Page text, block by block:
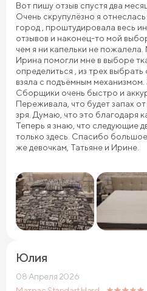
Вот пишу отзыв спустя два
Очень скрупулёзно я
город , проштудировала весь
отзывов и наконец-то мой
чем я ни капельки не
Ирина помогли мне в выборе
определиться , из трех
взяла с подъёмным механизмом.
Сборщики очень быстро и
Переживала, что будет запах
зря. Думаю, что это благодаря
Теперь я знаю, что следующие
только здесь. Спасибо
же девочкам, Татьяне и Ирине.
Юлия
08 Апреля 2026